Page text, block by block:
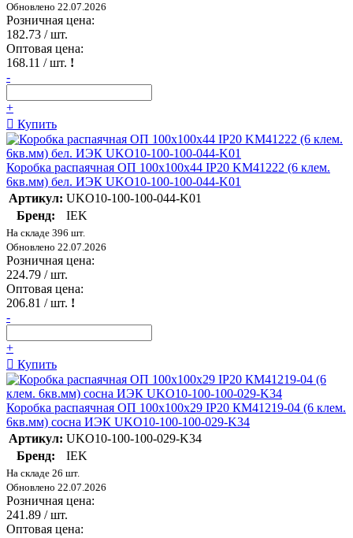
Обновлено 22.07.2026
Розничная цена:
182.73 / шт.
Оптовая цена:
168.11 / шт. !
-
+
Купить
Коробка распаячная ОП 100х100х44 IP20 KM41222 (6 клем.
6кв.мм) бел. ИЭК UKO10-100-100-044-K01
Артикул: UKO10-100-100-044-K01
Бренд:
IEK
На складе 396 шт.
Обновлено 22.07.2026
Розничная цена:
224.79 / шт.
Оптовая цена:
206.81 / шт. !
-
+
Купить
Коробка распаячная ОП 100х100х29 IP20 КМ41219-04 (6 клем.
6кв.мм) сосна ИЭК UKO10-100-100-029-K34
Артикул: UKO10-100-100-029-K34
Бренд:
IEK
На складе 26 шт.
Обновлено 22.07.2026
Розничная цена:
241.89 / шт.
Оптовая цена: